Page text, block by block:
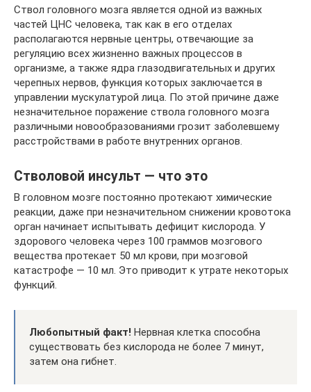
Ствол головного мозга является одной из важных
частей ЦНС человека, так как в его отделах
располагаются нервные центры, отвечающие за
регуляцию всех жизненно важных процессов в
организме, а также ядра глазодвигательных и других
черепных нервов, функция которых заключается в
управлении мускулатурой лица. По этой причине даже
незначительное поражение ствола головного мозга
различными новообразованиями грозит заболевшему
расстройствами в работе внутренних органов.
Стволовой инсульт — что это
В головном мозге постоянно протекают химические
реакции, даже при незначительном снижении кровотока
орган начинает испытывать дефицит кислорода. У
здорового человека через 100 граммов мозгового
вещества протекает 50 мл крови, при мозговой
катастрофе — 10 мл. Это приводит к утрате некоторых
функций.
Любопытный факт! Нервная клетка способна
существовать без кислорода не более 7 минут,
затем она гибнет.